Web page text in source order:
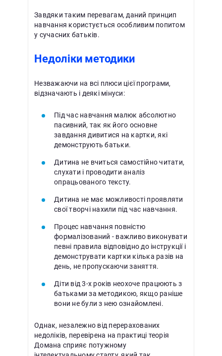
Завдяки таким перевагам, даний принцип
навчання користується особливим попитом
у сучасних батьків.
Недоліки методики
Незважаючи на всі плюси цієї програми,
відзначають і деякі мінуси:
Під час навчання малюк абсолютно
пасивний, так як його основне
завдання дивитися на картки, які
демонструють батьки.
Дитина не вчиться самостійно читати,
слухати і проводити аналіз
опрацьованого тексту.
Дитина не має можливості проявляти
свої творчі нахили під час навчання.
Процес навчання повністю
формалізований - важливо виконувати
певні правила відповідно до інструкції і
демонструвати картки кілька разів на
день, не пропускаючи заняття.
Діти від 3-х років неохоче працюють з
батьками за методикою, якщо раніше
вони не були з нею ознайомлені.
Однак, незалежно від перерахованих
недоліків, перевірена на практиці теорія
Домана сприяє потужному